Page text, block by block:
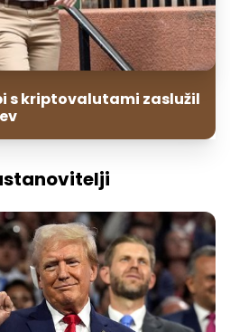
s kriptovalutami zaslužil